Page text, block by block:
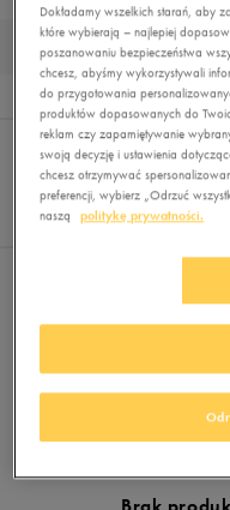
BLUZY DLA
0
Wyników
Sortuj:
REKOMENDOWANE
Dokładamy wszelkich starań, aby
które wybierają – najlepiej
poszanowaniu bezpieczeństwa
chcesz, abyśmy wykorzystywali
do przygotowania
produktów dopasowanych do
reklam czy zapamiętywanie
swoją decyzję i ustawienia
chcesz otrzymywać
preferencji, wybierz „Odrzuć
naszą
politykę prywatności.